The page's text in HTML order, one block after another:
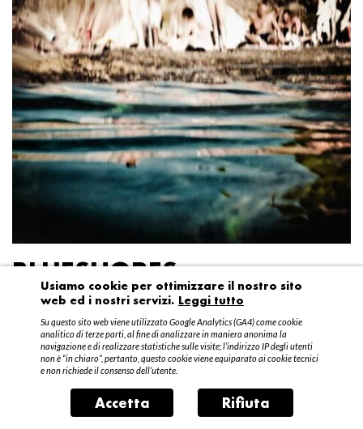
BLUESHORES
Federico Garibaldi
20 aprile – 15 maggio 2016
Usiamo cookie per ottimizzare il nostro sito
web ed i nostri servizi. Leggi tutto
Su questo sito web viene utilizzato Google Analytics (GA4) come cookie
analitico di terze parti, al fine di analizzare in maniera anonima la
navigazione e di realizzare statistiche sulle visite; l’indirizzo IP degli utenti
non è “in chiaro”, pertanto, questo cookie viene equiparato ai cookie tecnici
e non richiede il consenso dell’utente.
Accetta Rifiuta